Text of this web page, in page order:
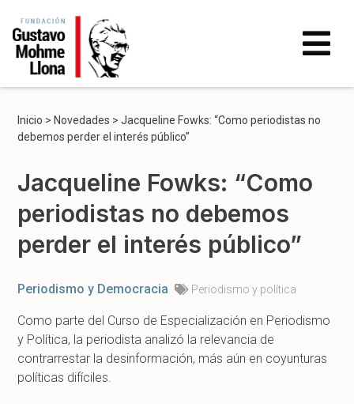
Inicio > Novedades >Jacqueline Fowks: “Como periodistas no
debemos perder el interés público”
Jacqueline Fowks: “Como
periodistas no debemos
perder el interés público”
Periodismo y Democracia Periodismo y política
Como parte del Curso de Especialización en Periodismo
y Política, la periodista analizó la relevancia de
contrarrestar la desinformación, más aún en coyunturas
políticas difíciles.